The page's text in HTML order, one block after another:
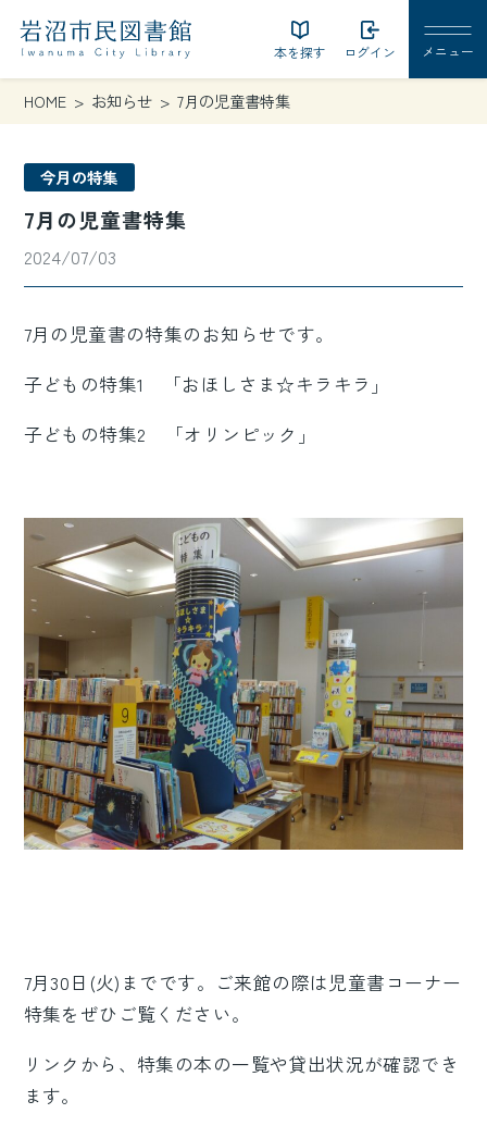
本を探す ログイン
HOME お知らせ 7月の児童書特集
今月の特集
7月の児童書特集
2024/07/03
7月の児童書の特集のお知らせです。
子どもの特集1 「おほしさま☆キラキラ」
子どもの特集2 「オリンピック」
7月30日(火)までです。ご来館の際は児童書コーナー
特集をぜひご覧ください。
リンクから、特集の本の一覧や貸出状況が確認でき
ます。